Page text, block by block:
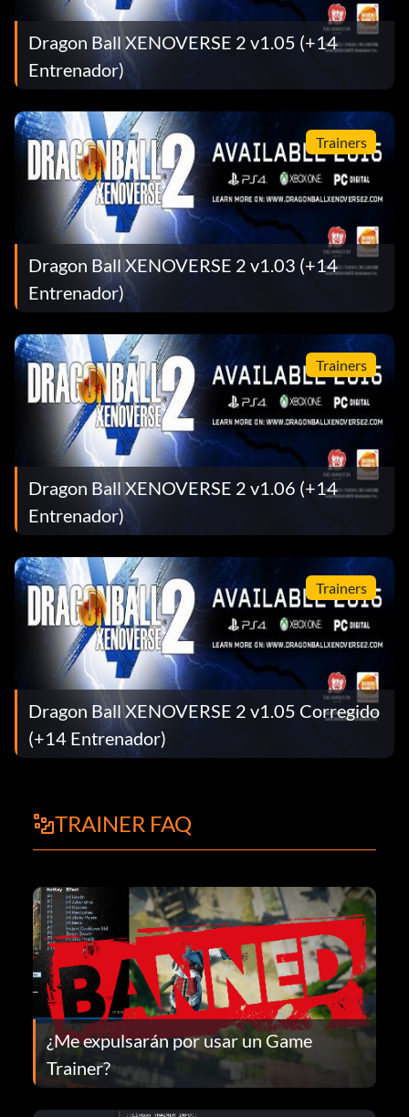
Dragon Ball XENOVERSE 2 v1.05 (+14
Entrenador)
Trainers
Dragon Ball XENOVERSE 2 v1.03 (+14
Entrenador)
Trainers
Dragon Ball XENOVERSE 2 v1.06 (+14
Entrenador)
Trainers
Dragon Ball XENOVERSE 2 v1.05 Corregido
(+14 Entrenador)
TRAINER FAQ
¿Me expulsarán por usar un Game
Trainer?